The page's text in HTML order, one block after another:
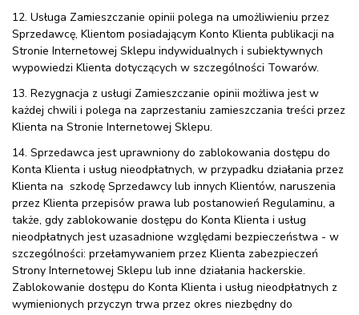
12. Usługa Zamieszczanie opinii polega na umożliwieniu przez
Sprzedawcę, Klientom posiadającym Konto Klienta publikacji na
Stronie Internetowej Sklepu indywidualnych i subiektywnych
wypowiedzi Klienta dotyczących w szczególności Towarów.
13. Rezygnacja z usługi Zamieszczanie opinii możliwa jest w
każdej chwili i polega na zaprzestaniu zamieszczania treści przez
Klienta na Stronie Internetowej Sklepu.
14. Sprzedawca jest uprawniony do zablokowania dostępu do
Konta Klienta i usług nieodpłatnych, w przypadku działania przez
Klienta na szkodę Sprzedawcy lub innych Klientów, naruszenia
przez Klienta przepisów prawa lub postanowień Regulaminu, a
także, gdy zablokowanie dostępu do Konta Klienta i usług
nieodpłatnych jest uzasadnione względami bezpieczeństwa - w
szczególności: przełamywaniem przez Klienta zabezpieczeń
Strony Internetowej Sklepu lub inne działania hackerskie.
Zablokowanie dostępu do Konta Klienta i usług nieodpłatnych z
wymienionych przyczyn trwa przez okres niezbędny do